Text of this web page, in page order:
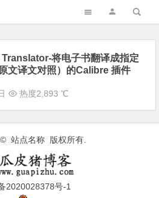
将电子书翻译成指定
文译文对照）的Calibre 插件
热度2,893 ℃
站点名称 版权所有.
2020028378号-1